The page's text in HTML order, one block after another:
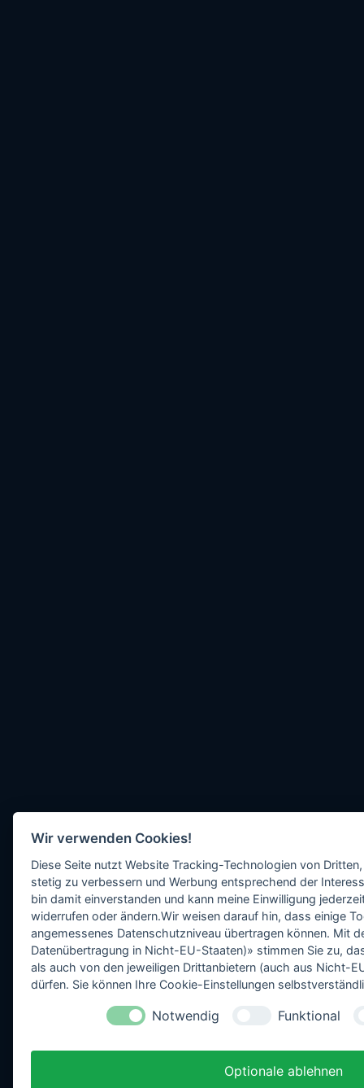
Wir verwenden Cookies!
Diese Seite nutzt Website Tracking-Technologien von
stetig zu verbessern und Werbung entsprechend der
bin damit einverstanden und kann meine Einwilligung
widerrufen oder ändern.Wir weisen darauf hin, dass einige
angemessenes Datenschutzniveau übertragen können. Mit
Datenübertragung in Nicht-EU-Staaten)» stimmen Sie zu,
als auch von den jeweiligen Drittanbietern (auch aus Nicht-
dürfen. Sie können Ihre Cookie-Einstellungen
Notwendig Funktional
Optionale ablehnen